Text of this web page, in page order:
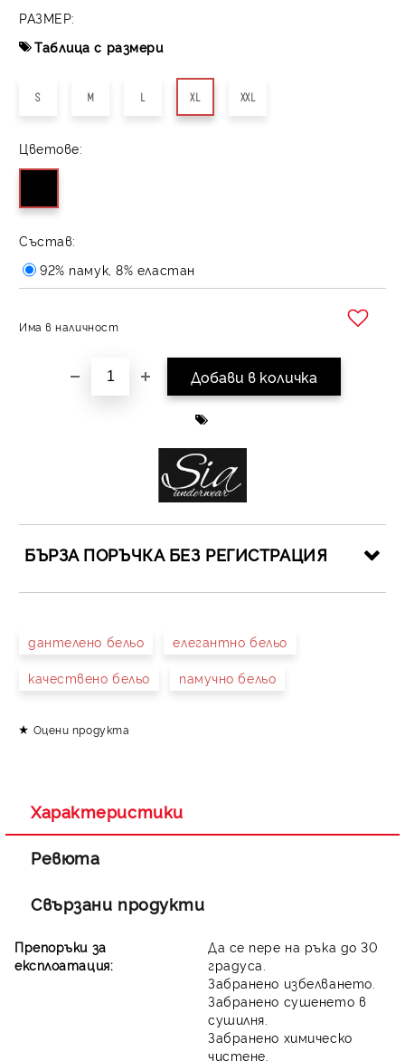
РАЗМЕР:
Таблица с размери
S M L XL XXL
Цветове:
Състав:
92% памук, 8% еластан
Има в наличност
БЪРЗА ПОРЪЧКА БЕЗ РЕГИСТРАЦИЯ
дантелено бельо елегантно бельо
качествено бельо памучно бельо
Оцени продукта
Характеристики
Ревюта
Свързани продукти
Препоръки за
експлоатация:
Да се пере на ръка до 30
градуса.
Забранено избелването.
Забранено сушенето в
сушилня.
Забранено химическо
чистене.